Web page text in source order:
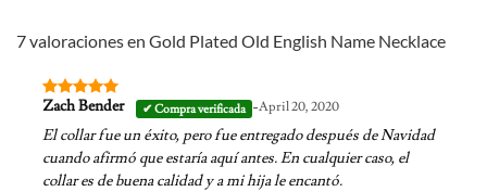
7 valoraciones en Gold Plated Old English Name Necklace
Valorado en
Zach Bender -April 20, 2020
El collar fue un éxito, pero fue entregado después de Navidad
cuando afirmó que estaría aquí antes. En cualquier caso, el
collar es de buena calidad y a mi hija le encantó.